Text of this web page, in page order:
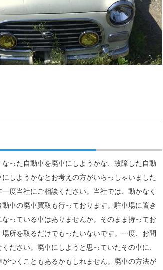
なった自動車を廃車にしようかな、故障した自動
にしようかなとお考えの方がいらっしゃいました
一度当社にご相談ください。当社では、動かなく
動車の廃車買取も行っております。駐車場に置き
なっている車はありませんか。そのまま持ってお
場所を取るだけでもったいないです。一度、お問
ください。廃車にしようと思っていたその車に、
がつくこともあるかもしれません。廃車の方法が